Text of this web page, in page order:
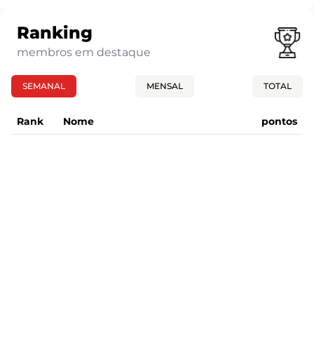
Ranking
membros em destaque
SEMANAL MENSAL TOTAL
Rank Nome pontos